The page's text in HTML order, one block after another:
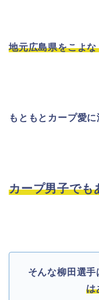
地元広島県をこよな
もともとカープ愛に
カープ男子でも
そんな柳田選
は